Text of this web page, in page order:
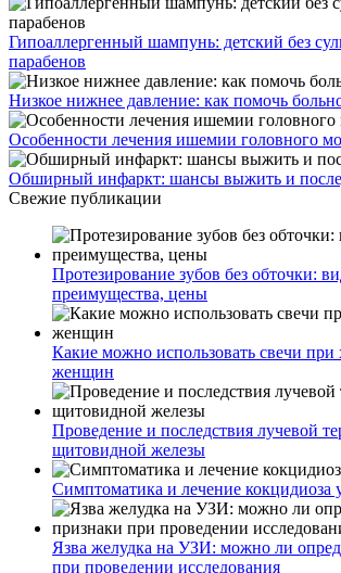
Гипоаллергенный шампунь: детский без
парабенов
Низкое нижнее давление: как помочь
Особенности лечения ишемии головного
Обширный инфаркт: шансы выжить и
Свежие публикации
Протезирование зубов без обточки:
преимущества, цены
Какие можно использовать свечи при
женщин
Проведение и последствия лучевой
щитовидной железы
Симптоматика и лечение кокцидиоза
Язва желудка на УЗИ: можно ли
при проведении исследования